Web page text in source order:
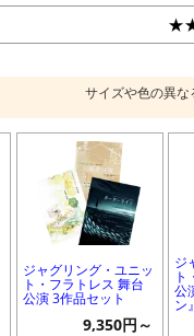
サイズや色の異
ジャグリング・ユニッ
ト・フラトレス 舞台
公演 3作品セット
9,350円～
ジ
公
ン